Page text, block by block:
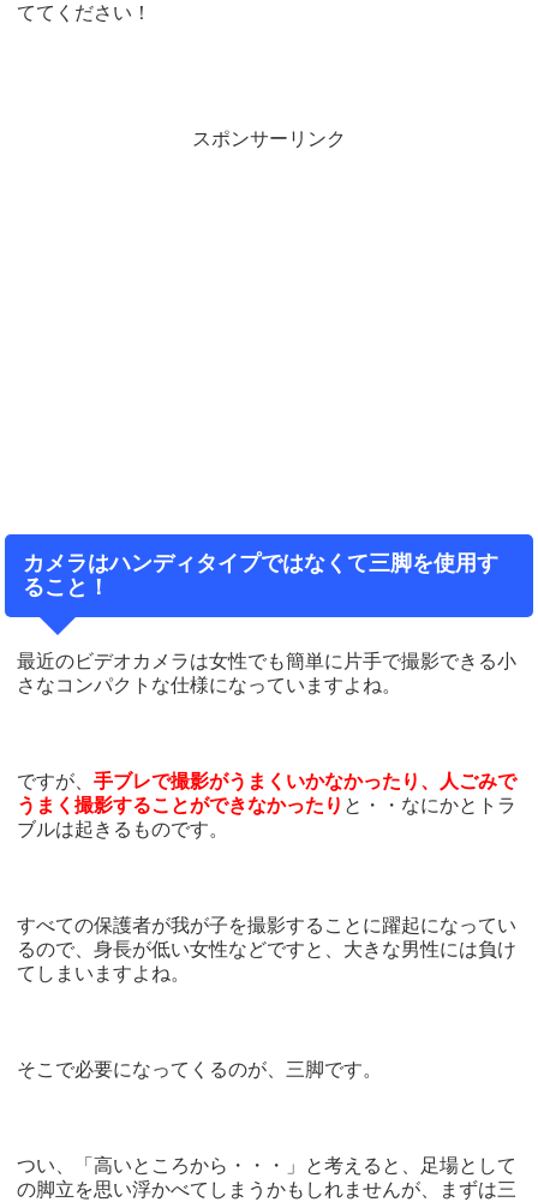
ててください！
スポンサーリンク
カメラはハンディタイプではなくて三脚を使用す
ること！
最近のビデオカメラは女性でも簡単に片手で撮影できる小
さなコンパクトな仕様になっていますよね。
ですが、手ブレで撮影がうまくいかなかったり、人ごみで
うまく撮影することができなかったり と・・なにかとトラ
ブルは起きるものです。
すべての保護者が我が子を撮影することに躍起になってい
るので、身長が低い女性などですと、大きな男性には負け
てしまいますよね。
そこで必要になってくるのが、三脚です。
つい、「高いところから・・・」と考えると、足場として
の脚立を思い浮かべてしまうかもしれませんが、まずは三